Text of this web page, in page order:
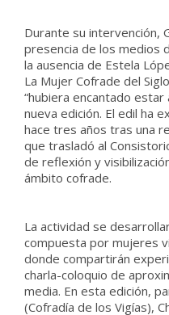
Durante su intervención,
presencia de los medios
la ausencia de Estela
La Mujer Cofrade del
“hubiera encantado estar
nueva edición. El edil ha
hace tres años tras una
que trasladó al
de reflexión y
ámbito cofrade.
La actividad se
compuesta por mujeres
donde compartirán
charla-coloquio de
media. En esta edición,
(Cofradía de los Vigías),